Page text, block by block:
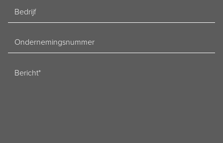
Bedrijf
Ondernemingsnummer
Bericht